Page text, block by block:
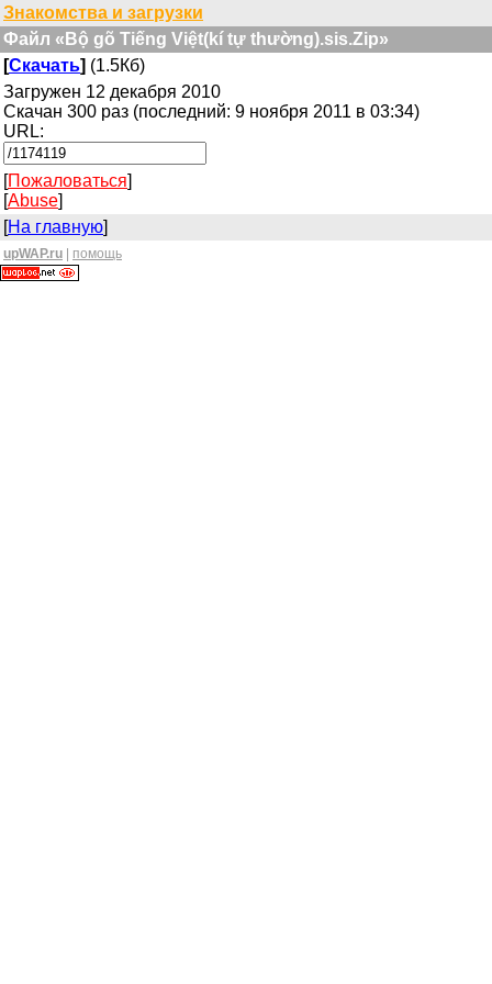
Знакомства и загрузки
Файл «Bộ gõ Tiếng Việt(kí tự thường).sis.Zip»
[Скачать] (1.5Кб)
Загружен 12 декабря 2010
Скачан 300 раз (последний: 9 ноября 2011 в 03:34)
URL:
[Пожаловаться]
[Abuse]
[На главную]
upWAP.ru помощь